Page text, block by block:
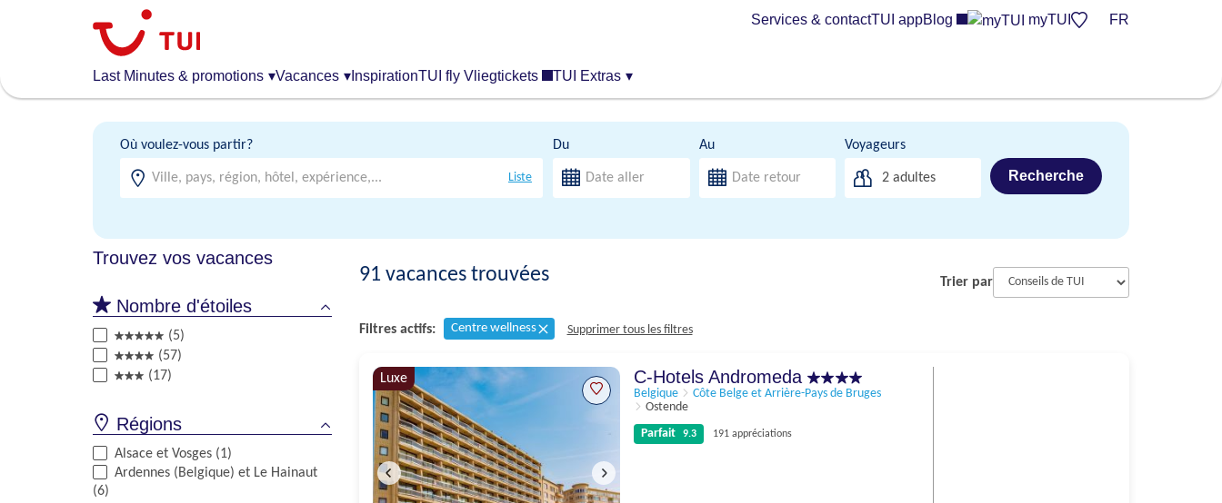
Last Minutes & promotions ▾Vacances ▾ InspirationTUI fly Vliegtickets TUI Extras ▾
Services & contactTUI appBlog myTUI FR
Où voulez-vous partir?
Liste
Du Au Voyageurs
2 adultes Recherche
Trouvez vos vacances
Nombre d'étoiles
(5)
(57)
(17)
Régions
Alsace et Vosges (1)
Ardennes (Belgique) et Le Hainaut
(6)
91vacances trouvées Trier par
Filtres actifs: Centre wellness Supprimer tous les filtres
Luxe C-Hotels Andromeda
Belgique
Côte Belge et Arrière-Pays de Bruges
Ostende
Parfait
9.3 191 appréciations